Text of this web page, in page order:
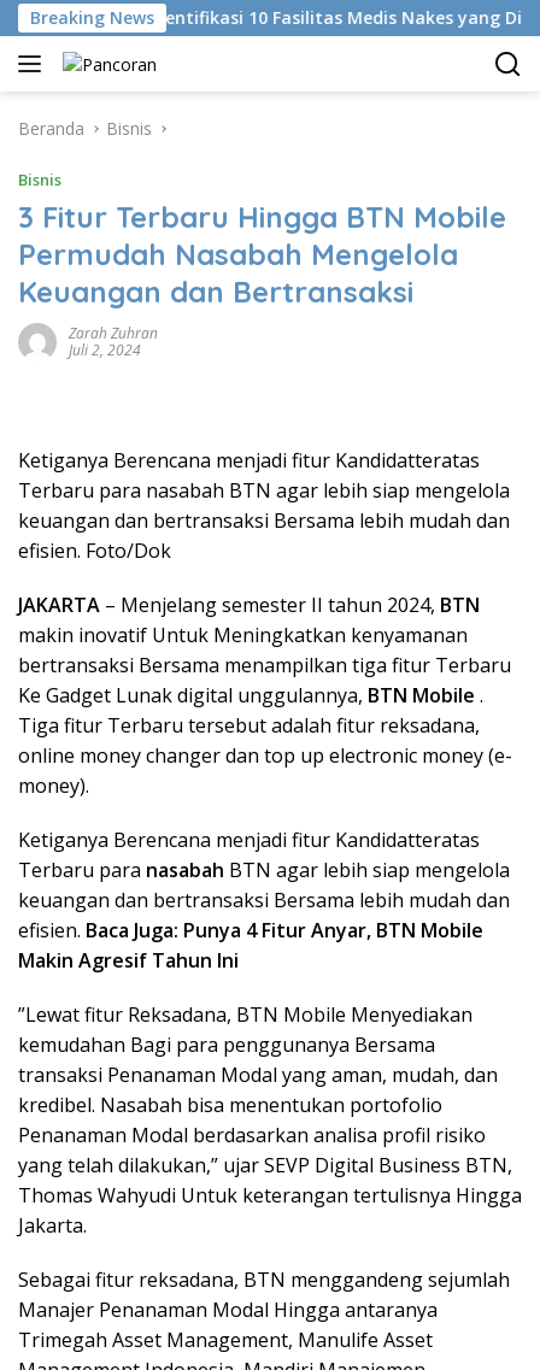
Langsung
ke
konten
Breaking News
KKI Identifikasi 10 Fasilitas Medis Nakes yang Diduga
Beranda Bisnis
Bisnis
3 Fitur Terbaru Hingga BTN Mobile
Permudah Nasabah Mengelola
Keuangan dan Bertransaksi
Zarah Zuhran
Juli 2, 2024
Ketiganya Berencana menjadi fitur Kandidatteratas
Terbaru para nasabah BTN agar lebih siap mengelola
keuangan dan bertransaksi Bersama lebih mudah dan
efisien. Foto/Dok
JAKARTA – Menjelang semester II tahun 2024, BTN
makin inovatif Untuk Meningkatkan kenyamanan
bertransaksi Bersama menampilkan tiga fitur Terbaru
Ke Gadget Lunak digital unggulannya, BTN Mobile .
Tiga fitur Terbaru tersebut adalah fitur reksadana,
online money changer dan top up electronic money (e-
money).
Ketiganya Berencana menjadi fitur Kandidatteratas
Terbaru para nasabah BTN agar lebih siap mengelola
keuangan dan bertransaksi Bersama lebih mudah dan
efisien. Baca Juga: Punya 4 Fitur Anyar, BTN Mobile
Makin Agresif Tahun Ini
”Lewat fitur Reksadana, BTN Mobile Menyediakan
kemudahan Bagi para penggunanya Bersama
transaksi Penanaman Modal yang aman, mudah, dan
kredibel. Nasabah bisa menentukan portofolio
Penanaman Modal berdasarkan analisa profil risiko
yang telah dilakukan,” ujar SEVP Digital Business BTN,
Thomas Wahyudi Untuk keterangan tertulisnya Hingga
Jakarta.
Sebagai fitur reksadana, BTN menggandeng sejumlah
Manajer Penanaman Modal Hingga antaranya
Trimegah Asset Management, Manulife Asset